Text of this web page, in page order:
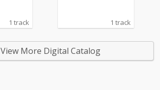
1 track 1 track
View More Digital Catalog